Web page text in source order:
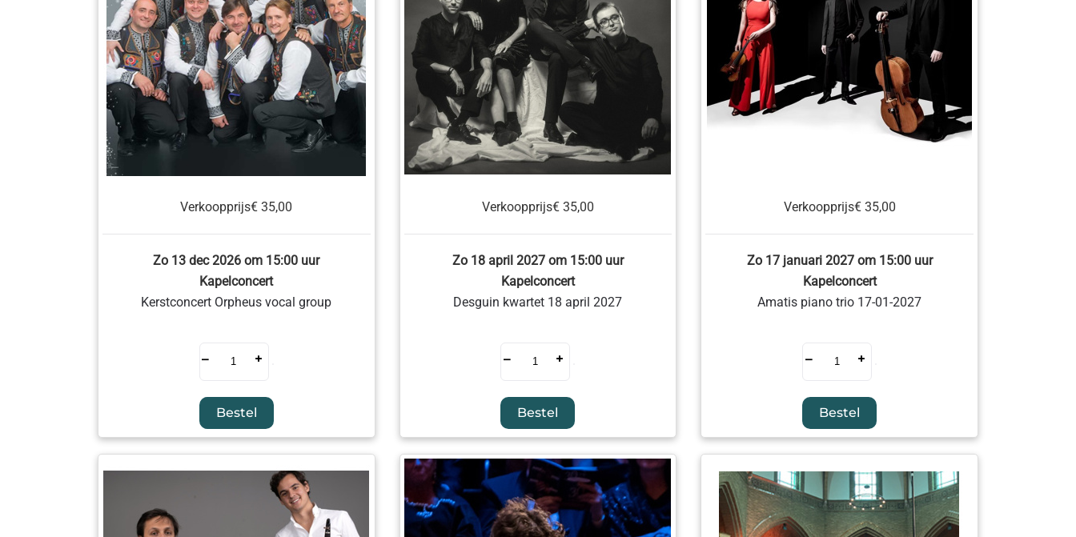
Verkoopprijs€ 35,00
Zo 13 dec 2026 om 15:00 uur
Kapelconcert
Kerstconcert Orpheus vocal group
– +
Bestel
Verkoopprijs€ 35,00
Zo 18 april 2027 om 15:00 uur
Kapelconcert
Desguin kwartet 18 april 2027
– +
Bestel
Verkoopprijs€ 35,00
Zo 17 januari 2027 om 15:00 uur
Kapelconcert
Amatis piano trio 17-01-2027
– +
Bestel